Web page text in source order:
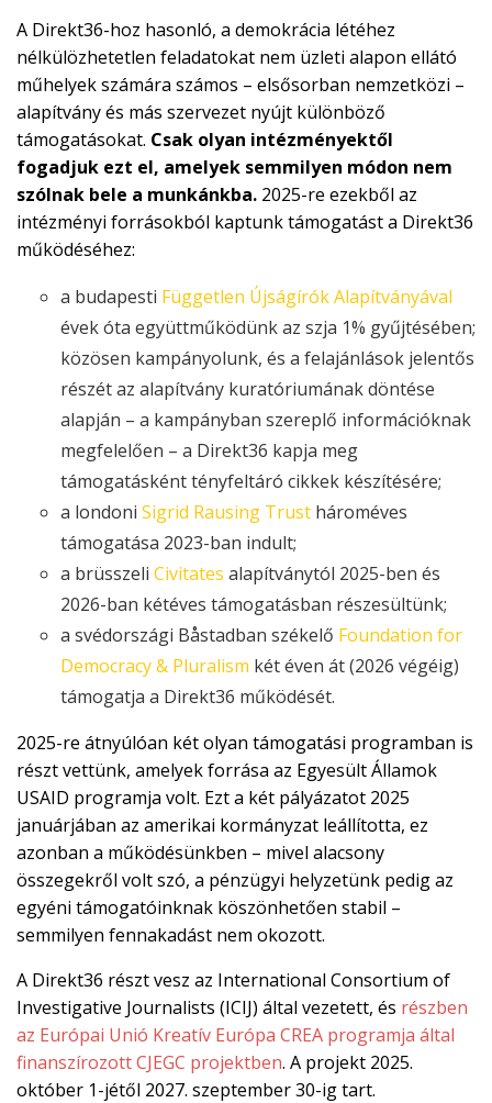
EN

CSATLAKOZZ
A
TÁMOGATÓI
KÖRHÖZ!
A Direkt36-hoz hasonló, a demokrácia létéhez
nélkülözhetetlen feladatokat nem üzleti alapon ellátó
műhelyek számára számos – elsősorban nemzetközi –
alapítvány és más szervezet nyújt különböző
támogatásokat. Csak olyan intézményektől
fogadjuk ezt el, amelyek semmilyen módon nem
szólnak bele a munkánkba. 2025-re ezekből az
intézményi forrásokból kaptunk támogatást a Direkt36
működéséhez:
a budapesti Független Újságírók Alapítványával
évek óta együttműködünk az szja 1% gyűjtésében;
közösen kampányolunk, és a felajánlások jelentős
részét az alapítvány kuratóriumának döntése
alapján – a kampányban szereplő információknak
megfelelően – a Direkt36 kapja meg
támogatásként tényfeltáró cikkek készítésére;
a londoni Sigrid Rausing Trust hároméves
támogatása 2023-ban indult;
a brüsszeli Civitates alapítványtól 2025-ben és
2026-ban kétéves támogatásban részesültünk;
a svédországi Båstadban székelő Foundation for
Democracy & Pluralism két éven át (2026 végéig)
támogatja a Direkt36 működését.
2025-re átnyúlóan két olyan támogatási programban is
részt vettünk, amelyek forrása az Egyesült Államok
USAID programja volt. Ezt a két pályázatot 2025
januárjában az amerikai kormányzat leállította, ez
azonban a működésünkben – mivel alacsony
összegekről volt szó, a pénzügyi helyzetünk pedig az
egyéni támogatóinknak köszönhetően stabil –
semmilyen fennakadást nem okozott.
A Direkt36 részt vesz az International Consortium of
Investigative Journalists (ICIJ) által vezetett, és részben
az Európai Unió Kreatív Európa CREA programja által
finanszírozott CJEGC projektben. A projekt 2025.
október 1-jétől 2027. szeptember 30-ig tart.